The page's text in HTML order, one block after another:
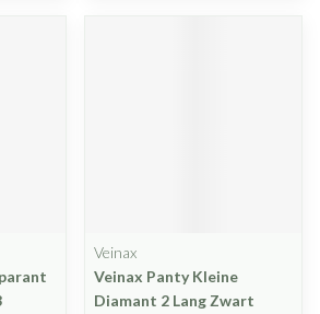
Veinax
Veinax Panty Kleine
Diamant 2 Lang Zwart